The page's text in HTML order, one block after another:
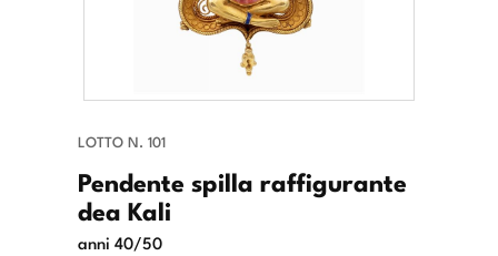
LOTTO N. 101
Pendente spilla raffigurante
dea Kali
anni 40/50